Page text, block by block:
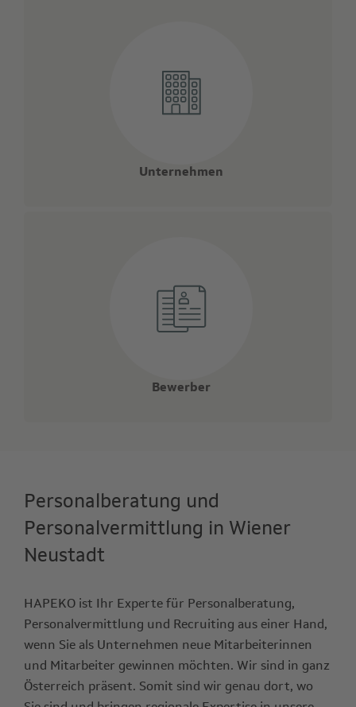
Unternehmen
Bewerber
Personalberatung und
Personalvermittlung in Wiener
Neustadt
HAPEKO ist Ihr Experte für Personalberatung,
Personalvermittlung und Recruiting aus einer Hand,
wenn Sie als Unternehmen neue Mitarbeiterinnen
und Mitarbeiter gewinnen möchten. Wir sind in ganz
Österreich präsent. Somit sind wir genau dort, wo